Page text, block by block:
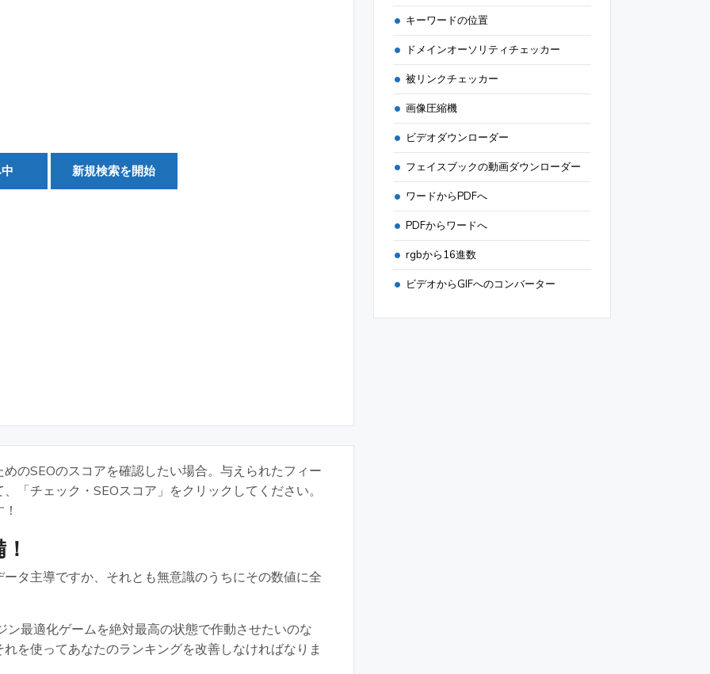
新規検索を開始
のSEOのスコアを確認したい場合。与えられたフィー
「チェック・SEOスコア」をクリックしてください。
タ主導ですか、それとも無意識のうちにその数値に全
最適化ゲームを絶対最高の状態で作動させたいのな
を使ってあなたのランキングを改善しなければなりま
キーワードの位置
ドメインオーソリティチェッカー
被リンクチェッカー
画像圧縮機
ビデオダウンローダー
フェイスブックの動画ダウンローダー
ワードからPDFへ
PDFからワードへ
rgbから16進数
ビデオからGIFへのコンバーター